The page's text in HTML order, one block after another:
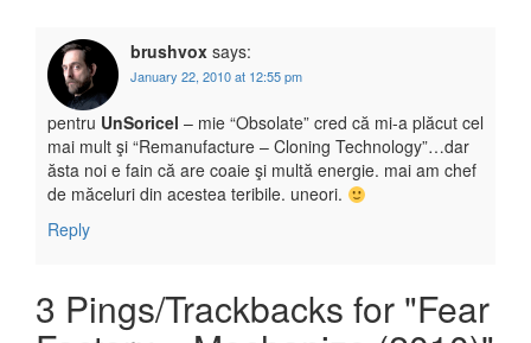
brushvox says:
January 22, 2010 at 12:55 pm
pentru UnSoricel – mie “Obsolate” cred că mi-a plăcut cel
mai mult şi “Remanufacture – Cloning Technology”…dar
ăsta noi e fain că are coaie şi multă energie. mai am chef
de măceluri din acestea teribile. uneori.
Reply
3 Pings/Trackbacks for "Fear